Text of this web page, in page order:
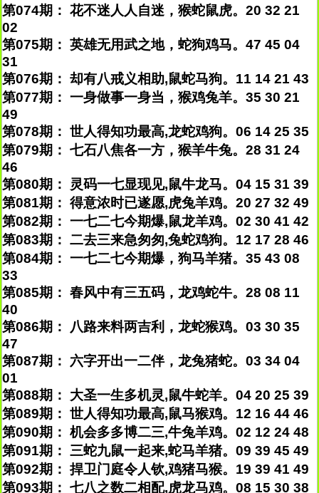
第074期： 花不迷人人自迷，猴蛇鼠虎。20 32 21
02
第075期： 英雄无用武之地，蛇狗鸡马。47 45 04
31
第076期： 却有八戒义相助,鼠蛇马狗。11 14 21 43
第077期： 一身做事一身当，猴鸡兔羊。35 30 21
49
第078期： 世人得知功最高,龙蛇鸡狗。06 14 25 35
第079期： 七石八焦各一方，猴羊牛兔。28 31 24
46
第080期： 灵码一七显现见,鼠牛龙马。04 15 31 39
第081期： 得意浓时已遂愿,虎兔羊鸡。20 27 32 49
第082期： 一七二七今期爆,鼠龙羊鸡。02 30 41 42
第083期： 二去三来急匆匆,兔蛇鸡狗。12 17 28 46
第084期： 一七二七今期爆，狗马羊猪。35 43 08
33
第085期： 春风中有三五码，龙鸡蛇牛。28 08 11
40
第086期： 八路来料两吉利，龙蛇猴鸡。03 30 35
47
第087期： 六字开出一二伴，龙兔猪蛇。03 34 04
01
第088期： 大圣一生多机灵,鼠牛蛇羊。04 20 25 39
第089期： 世人得知功最高,鼠马猴鸡。12 16 44 46
第090期： 机会多多博二三,牛兔羊鸡。02 12 24 48
第091期： 三蛇九鼠一起来,蛇马羊猪。09 39 45 49
第092期： 捍卫门庭令人钦,鸡猪马猴。19 39 41 49
第093期： 七八之数二相配,虎龙马鸡。08 15 30 38